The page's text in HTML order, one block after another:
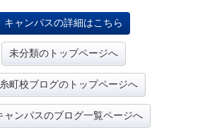
キャンパスの詳細はこちら
未分類のトップページへ
町校ブログのトップページへ
ャンパスのブログ一覧ページへ